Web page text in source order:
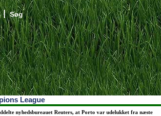
Søg
League
nyhedsbureauet Reuters, at Porto var udelukket fra næste